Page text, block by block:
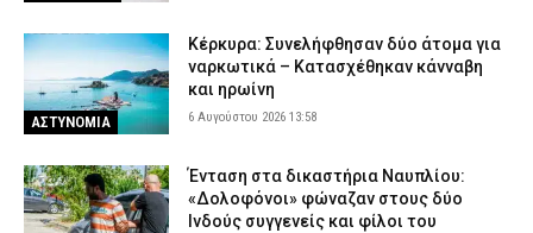
ΑΣΤΥΝΟΜΙΑ
Κέρκυρα: Συνελήφθησαν δύο άτομα για
ναρκωτικά – Κατασχέθηκαν κάνναβη
και ηρωίνη
6 Αυγούστου 2026 13:58
Ένταση στα δικαστήρια Ναυπλίου:
«Δολοφόνοι» φώναζαν στους δύο
Ινδούς συγγενείς και φίλοι του